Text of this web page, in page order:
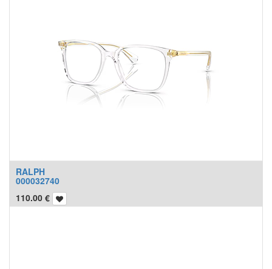
RALPH
000032740
110.00 €